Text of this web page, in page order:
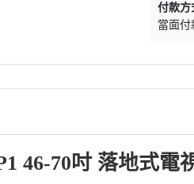
付款方
當面付
46-70吋 落地式電